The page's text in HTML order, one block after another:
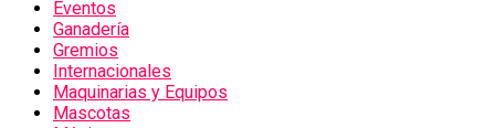
Eventos
Ganadería
Gremios
Internacionales
Maquinarias y Equipos
Mascotas